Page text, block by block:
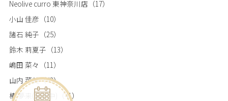
Neolive curro 東神奈川店 （17）
小山 佳彦 （10）
諸石 純子 （25）
鈴木 莉夏子 （13）
嶋田 菜々 （11）
山内 菜美（43）
椿 夢来(産休中)
（41）